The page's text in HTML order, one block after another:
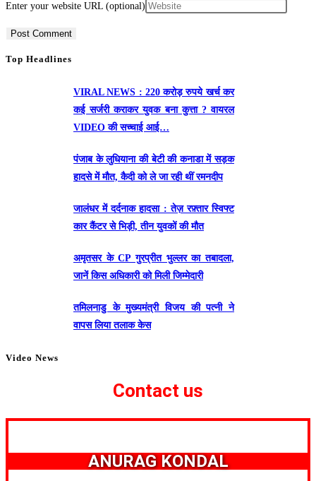
Enter your website URL (optional)
Top Headlines
VIRAL NEWS : 220 करोड़ रुपये खर्च कर
कई सर्जरी कराकर युवक बना कुत्ता ? वायरल
VIDEO की सच्चाई आई…
पंजाब के लुधियाना की बेटी की कनाडा में सड़क
हादसे में माैत, कैदी को ले जा रही थीं रमनदीप
जालंधर में दर्दनाक हादसा : तेज़ रफ़्तार स्विफ्ट
कार कैंटर से भिड़ी, तीन युवकों की मौत
अमृतसर के CP गुरप्रीत भुल्लर का तबादला,
जानें किस अधिकारी को मिली जिम्मेदारी
तमिलनाडु के मुख्यमंत्री विजय की पत्नी ने
वापस लिया तलाक केस
Video News
Contact us
ANURAG KONDAL